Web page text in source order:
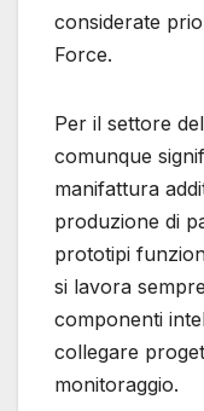
considerate
Force.
Per il settore
comunque
manifattura
produzione di
prototipi
si lavora
componenti
collegare
monitoraggio.